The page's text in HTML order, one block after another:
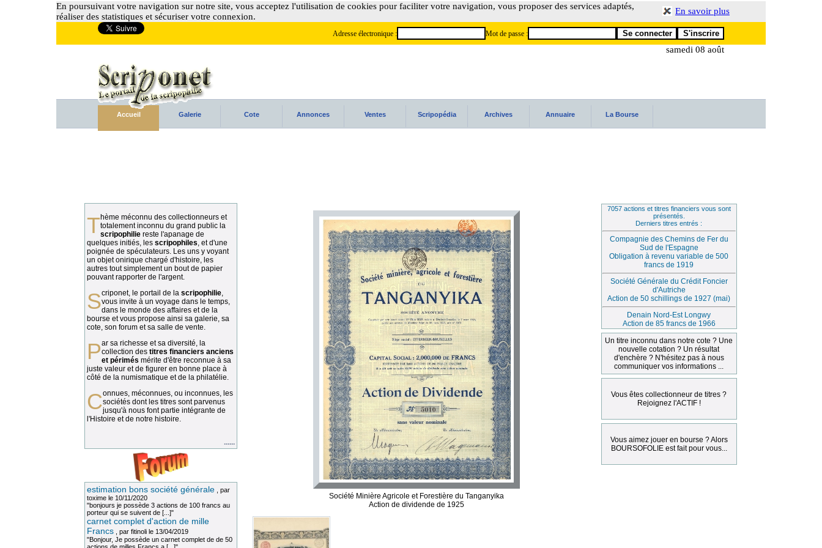
En poursuivant votre navigation sur notre site, vous acceptez l'utilisation de cookies pour faciliter votre navigation, vous proposer des services adaptés,
réaliser des statistiques et sécuriser votre connexion.
En savoir plus
Adresse électronique : Mot de passe :
samedi 08 août
Accueil Galerie Cote Annonces Ventes Scripopédia Archives Annuaire La Bourse
Thème méconnu des collectionneurs ettotalement inconnu du grand public la
scripophilie reste l'apanage de
quelques initiés, les scripophiles, et d'une
poignée de spéculateurs. Les uns y voyant
un objet onirique chargé d'histoire, les
autres tout simplement un bout de papier
pouvant rapporter de l'argent.
Scriponet, le portail de la scripophilie,
vous invite à un voyage dans le temps,
dans le monde des affaires et de la
bourse et vous propose ainsi sa galerie, sa
cote, son forum et sa salle de vente.
Par sa richesse et sa diversité, lacollection des titres financiers anciens
et périmés mérite d'être reconnue à sa
juste valeur et de figurer en bonne place à
côté de la numismatique et de la philatélie.
Connues, méconnues, ou inconnues, lessociétés dont les titres sont parvenus
jusqu'à nous font partie intégrante de
l'Histoire et de notre histoire.
......
estimation bons société générale , par
toxime le 10/11/2020
"bonjours je possède 3 actions de 100 francs au
porteur qui se suivent de [...]"
carnet complet d'action de mille
Francs , par fitinoli le 13/04/2019
"Bonjour, Je possède un carnet complet de de 50
Société Minière Agricole et Forestière du Tanganyika
Action de dividende de 1925
7057 actions et titres financiers vous sont
présentés.
Derniers titres entrés :
Compagnie des Chemins de Fer du
Sud de l'Espagne
Obligation à revenu variable de 500
francs de 1919
Société Générale du Crédit Foncier
d'Autriche
Action de 50 schillings de 1927 (mai)
Denain Nord-Est Longwy
Action de 85 francs de 1966
Un titre inconnu dans notre cote ? Une
nouvelle cotation ? Un résultat
d'enchère ? N'hésitez pas à nous
communiquer vos informations ...
Vous êtes collectionneur de titres ?
Rejoignez l'ACTIF !
Vous aimez jouer en bourse ? Alors
BOURSOFOLIE est fait pour vous...